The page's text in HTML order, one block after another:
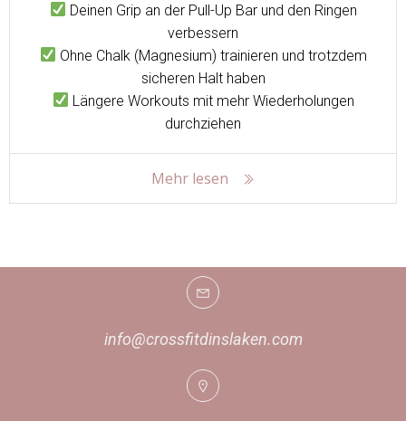
Deinen Grip an der Pull-Up Bar und den Ringen
verbessern
Ohne Chalk (Magnesium) trainieren und trotzdem
sicheren Halt haben
Längere Workouts mit mehr Wiederholungen
durchziehen
Mehr lesen
info@crossfitdinslaken.com